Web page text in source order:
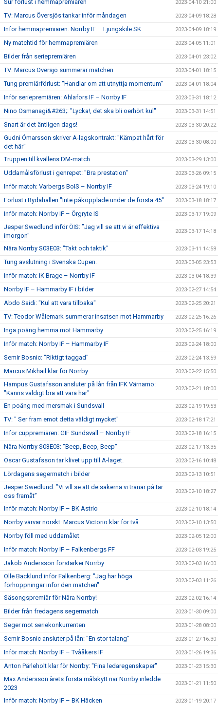
Sur förlust i hemmapremiären 2023-04-10 21:00
TV: Marcus Översjös tankar inför måndagen 2023-04-09 18:28
Inför hemmapremiären: Norrby IF – Ljungskile SK 2023-04-09 18:19
Ny matchtid för hemmapremiären 2023-04-05 11:01
Bilder från seriepremiären 2023-04-01 23:02
TV: Marcus Översjö summerar matchen 2023-04-01 18:15
Tung premiärförlust: "Handlar om att utnyttja momentum" 2023-04-01 18:04
Inför seriepremiären: Ahlafors IF – Norrby IF 2023-03-31 18:12
Nino Osmanagi&#263;: "Lycka!, det ska bli oerhört kul" 2023-03-31 14:51
Snart är det äntligen dags! 2023-03-30 20:22
Gudni Ómarsson skriver A-lagskontrakt: "Kämpat hårt för
det här"
2023-03-30 08:00
Truppen till kvällens DM-match 2023-03-29 13:00
Uddamålsförlust i genrepet: "Bra prestation" 2023-03-26 09:15
Inför match: Varbergs BoIS – Norrby IF 2023-03-24 19:10
Förlust i Rydahallen "Inte påkopplade under de första 45" 2023-03-18 18:17
Inför match: Norrby IF – Örgryte IS 2023-03-17 19:09
Jesper Swedlund inför ÖIS: ”Jag vill se att vi är effektiva
imorgon"
2023-03-17 14:18
Nära Norrby S03E03: "Takt och taktik" 2023-03-11 14:58
Tung avslutning i Svenska Cupen. 2023-03-05 23:53
Inför match: IK Brage – Norrby IF 2023-03-04 18:39
Norrby IF – Hammarby IF i bilder 2023-02-27 14:54
Abdo Saidi: "Kul att vara tillbaka" 2023-02-25 20:21
TV: Teodor Wålemark summerar insatsen mot Hammarby 2023-02-25 16:26
Inga poäng hemma mot Hammarby 2023-02-25 16:19
Inför match: Norrby IF – Hammarby IF 2023-02-24 18:00
Semir Bosnic: "Riktigt taggad" 2023-02-24 13:59
Marcus Mikhail klar för Norrby 2023-02-22 15:50
Hampus Gustafsson ansluter på lån från IFK Värnamo:
"Känns väldigt bra att vara här"
2023-02-21 18:00
En poäng med mersmak i Sundsvall 2023-02-19 19:53
TV: " Ser fram emot detta väldigt mycket" 2023-02-18 17:21
Inför cuppremiären: GIF Sundsvall – Norrby IF 2023-02-18 16:15
Nära Norrby S03E03: "Beep, Beep, Beep" 2023-02-17 13:35
Oscar Gustafsson tar klivet upp till A-laget. 2023-02-16 10:48
Lördagens segermatch i bilder 2023-02-13 10:51
Jesper Swedlund: ”Vi vill se att de sakerna vi tränar på tar
oss framåt”
2023-02-10 18:27
Inför match: Norrby IF – BK Astrio 2023-02-10 18:14
Norrby värvar norskt: Marcus Victorio klar för två 2023-02-10 13:50
Norrby föll med uddamålet 2023-02-05 12:00
Inför match: Norrby IF – Falkenbergs FF 2023-02-03 19:25
Jakob Andersson förstärker Norrby 2023-02-03 16:00
Olle Backlund inför Falkenberg: "Jag har höga
förhoppningar inför den matchen"
2023-02-03 11:26
Säsongspremiär för Nära Norrby! 2023-02-02 16:14
Bilder från fredagens segermatch 2023-01-30 09:00
Seger mot seriekonkurrenten 2023-01-28 08:00
Semir Bosnic ansluter på lån: "En stor talang" 2023-01-27 16:30
Inför match: Norrby IF – Tvååkers IF 2023-01-26 19:36
Anton Pärleholt klar för Norrby: "Fina ledaregenskaper" 2023-01-23 15:30
Max Andersson årets första målskytt när Norrby inledde
2023
2023-01-21 11:50
Inför match: Norrby IF – BK Häcken 2023-01-19 20:17